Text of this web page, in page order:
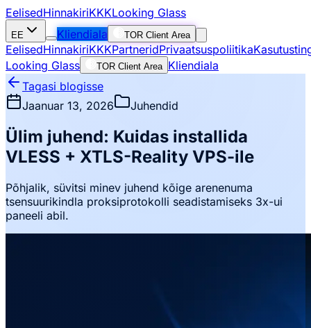
EelisedHinnakiriKKKLooking Glass
EE Kliendiala TOR Client Area
EelisedHinnakiriKKKPartneridPrivaatsuspoliitika
Looking Glass
TOR Client Area Kliendiala
Tagasi blogisse
Jaanuar 13, 2026
Juhendid
Ülim juhend: Kuidas installida
VLESS + XTLS-Reality VPS-ile
Põhjalik, süvitsi minev juhend kõige arenenuma
tsensuurikindla proksiprotokolli seadistamiseks 3x-ui
paneeli abil.